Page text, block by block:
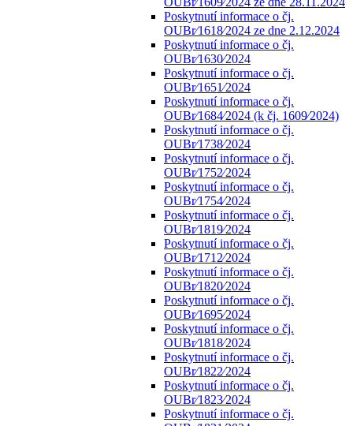
Poskytnutí informace o čj.
OUBr⁄1618⁄2024 ze dne 2.12.2024
Poskytnutí informace o čj.
OUBr⁄1630⁄2024
Poskytnutí informace o čj.
OUBr⁄1651⁄2024
Poskytnutí informace o čj.
OUBr⁄1684⁄2024 (k čj. 1609⁄2024)
Poskytnutí informace o čj.
OUBr⁄1738⁄2024
Poskytnutí informace o čj.
OUBr⁄1752⁄2024
Poskytnutí informace o čj.
OUBr⁄1754⁄2024
Poskytnutí informace o čj.
OUBr⁄1819⁄2024
Poskytnutí informace o čj.
OUBr⁄1712⁄2024
Poskytnutí informace o čj.
OUBr⁄1820⁄2024
Poskytnutí informace o čj.
OUBr⁄1695⁄2024
Poskytnutí informace o čj.
OUBr⁄1818⁄2024
Poskytnutí informace o čj.
OUBr⁄1822⁄2024
Poskytnutí informace o čj.
OUBr⁄1823⁄2024
Poskytnutí informace o čj.